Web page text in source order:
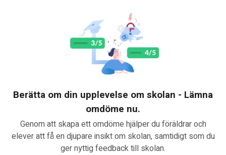
Berätta om din upplevelse om skolan - Lämna
omdöme nu.
Genom att skapa ett omdöme hjälper du föräldrar och
elever att få en djupare insikt om skolan, samtidigt som du
ger nyttig feedback till skolan.